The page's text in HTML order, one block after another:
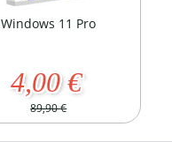
Windows 11 Pro
4,00 €
89,90 €